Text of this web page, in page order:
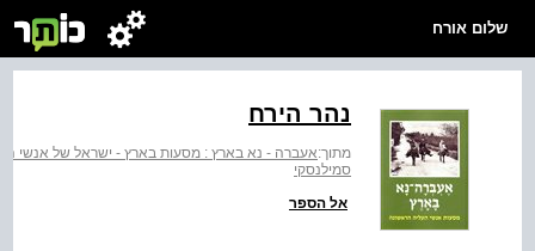
שלום אורח
נהר הירח
מתוך:אעברה - נא בארץ : מסעות בארץ - ישראל של אנשי
סמילנסקי
אל הספר